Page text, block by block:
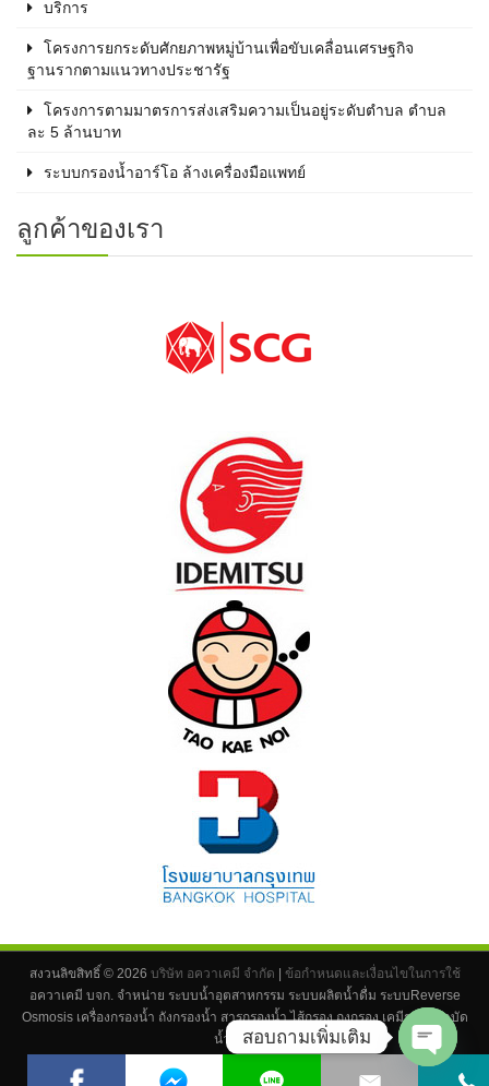
บริการ
โครงการยกระดับศักยภาพหมู่บ้านเพื่อขับเคลื่อนเศรษฐกิจ
ฐานรากตามแนวทางประชารัฐ
โครงการตามมาตรการส่งเสริมความเป็นอยู่ระดับตำบล ตำบล
ละ 5 ล้านบาท
ระบบกรองน้ำอาร์โอ ล้างเครื่องมือแพทย์
ลูกค้าของเรา
สงวนลิขสิทธิ์ © 2026 บริษัท อควาเคมี จำกัด | ข้อกำหนดและเงื่อนไขในการใช้
อควาเคมี บจก. จำหน่าย ระบบน้ำอุตสาหกรรม ระบบผลิตน้ำดื่ม ระบบReverse
Osmosis เครื่องกรองน้ำ ถังกรองน้ำ สารกรองน้ำ ไส้กรอง ถุงกรอง เคมีระบบบำบัด
น้ำ ทุกชนิด
Powered by asiawebpro
สอบถามเพิ่มเติม
Open